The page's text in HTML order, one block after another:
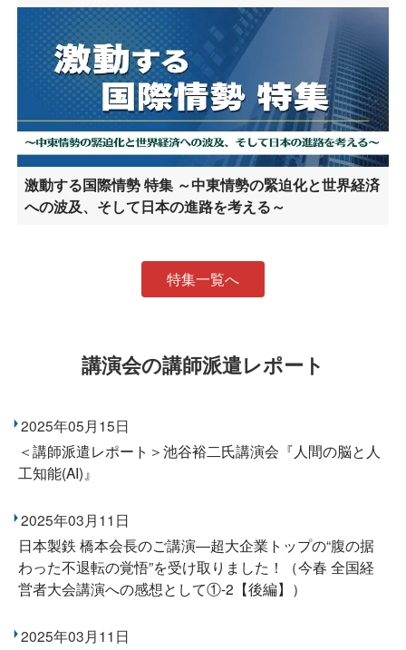
激動する国際情勢 特集 ～中東情勢の緊迫化と世界経済
への波及、そして日本の進路を考える～
特集一覧へ
講演会の講師派遣レポート
2025年05月15日
＜講師派遣レポート＞池谷裕二氏講演会『人間の脳と人
工知能(AI)』
2025年03月11日
日本製鉄 橋本会長のご講演―超大企業トップの“腹の据
わった不退転の覚悟”を受け取りました！（今春 全国経
営者大会講演への感想として①-2【後編】）
2025年03月11日